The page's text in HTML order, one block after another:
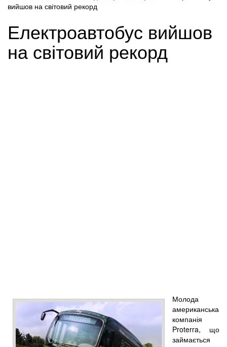
вийшов на світовий рекорд
Електроавтобус вийшов
на світовий рекорд
Молода
американська
компанія
Proterra, що
займається